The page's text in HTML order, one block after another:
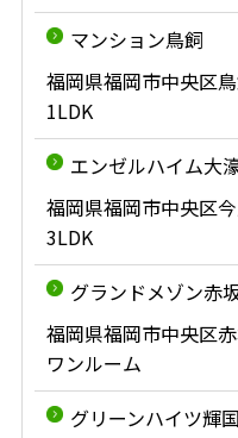
マンション鳥飼
福岡県福岡市中央区
1LDK
エンゼルハイム大
福岡県福岡市中央区
3LDK
グランドメゾン赤
福岡県福岡市中央区
ワンルーム
グリーンハイツ輝国